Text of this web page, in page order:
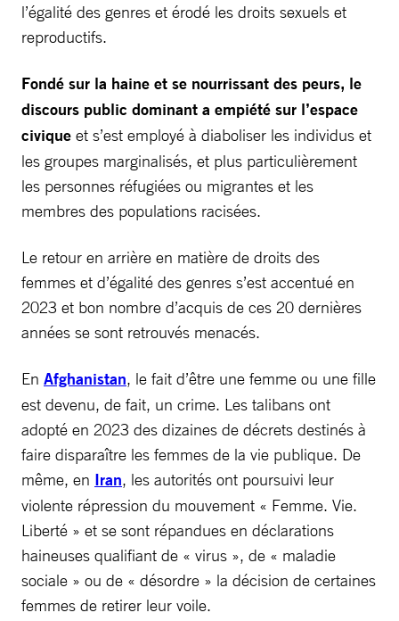
l’égalité des genres et érodé les droits sexuels et
reproductifs.
Fondé sur la haine et se nourrissant des peurs, le
discours public dominant a empiété sur l’espace
civique et s’est employé à diaboliser les individus et
les groupes marginalisés, et plus particulièrement
les personnes réfugiées ou migrantes et les
membres des populations racisées.
Le retour en arrière en matière de droits des
femmes et d’égalité des genres s’est accentué en
2023 et bon nombre d’acquis de ces 20 dernières
années se sont retrouvés menacés.
En Afghanistan, le fait d’être une femme ou une fille
est devenu, de fait, un crime. Les talibans ont
adopté en 2023 des dizaines de décrets destinés à
faire disparaître les femmes de la vie publique. De
même, en Iran, les autorités ont poursuivi leur
violente répression du mouvement « Femme. Vie.
Liberté » et se sont répandues en déclarations
haineuses qualifiant de « virus », de « maladie
sociale » ou de « désordre » la décision de certaines
femmes de retirer leur voile.